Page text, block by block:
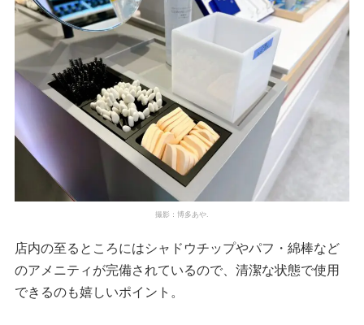
撮影：博多あや.
店内の至るところにはシャドウチップやパフ・綿棒など
のアメニティが完備されているので、清潔な状態で使用
できるのも嬉しいポイント。